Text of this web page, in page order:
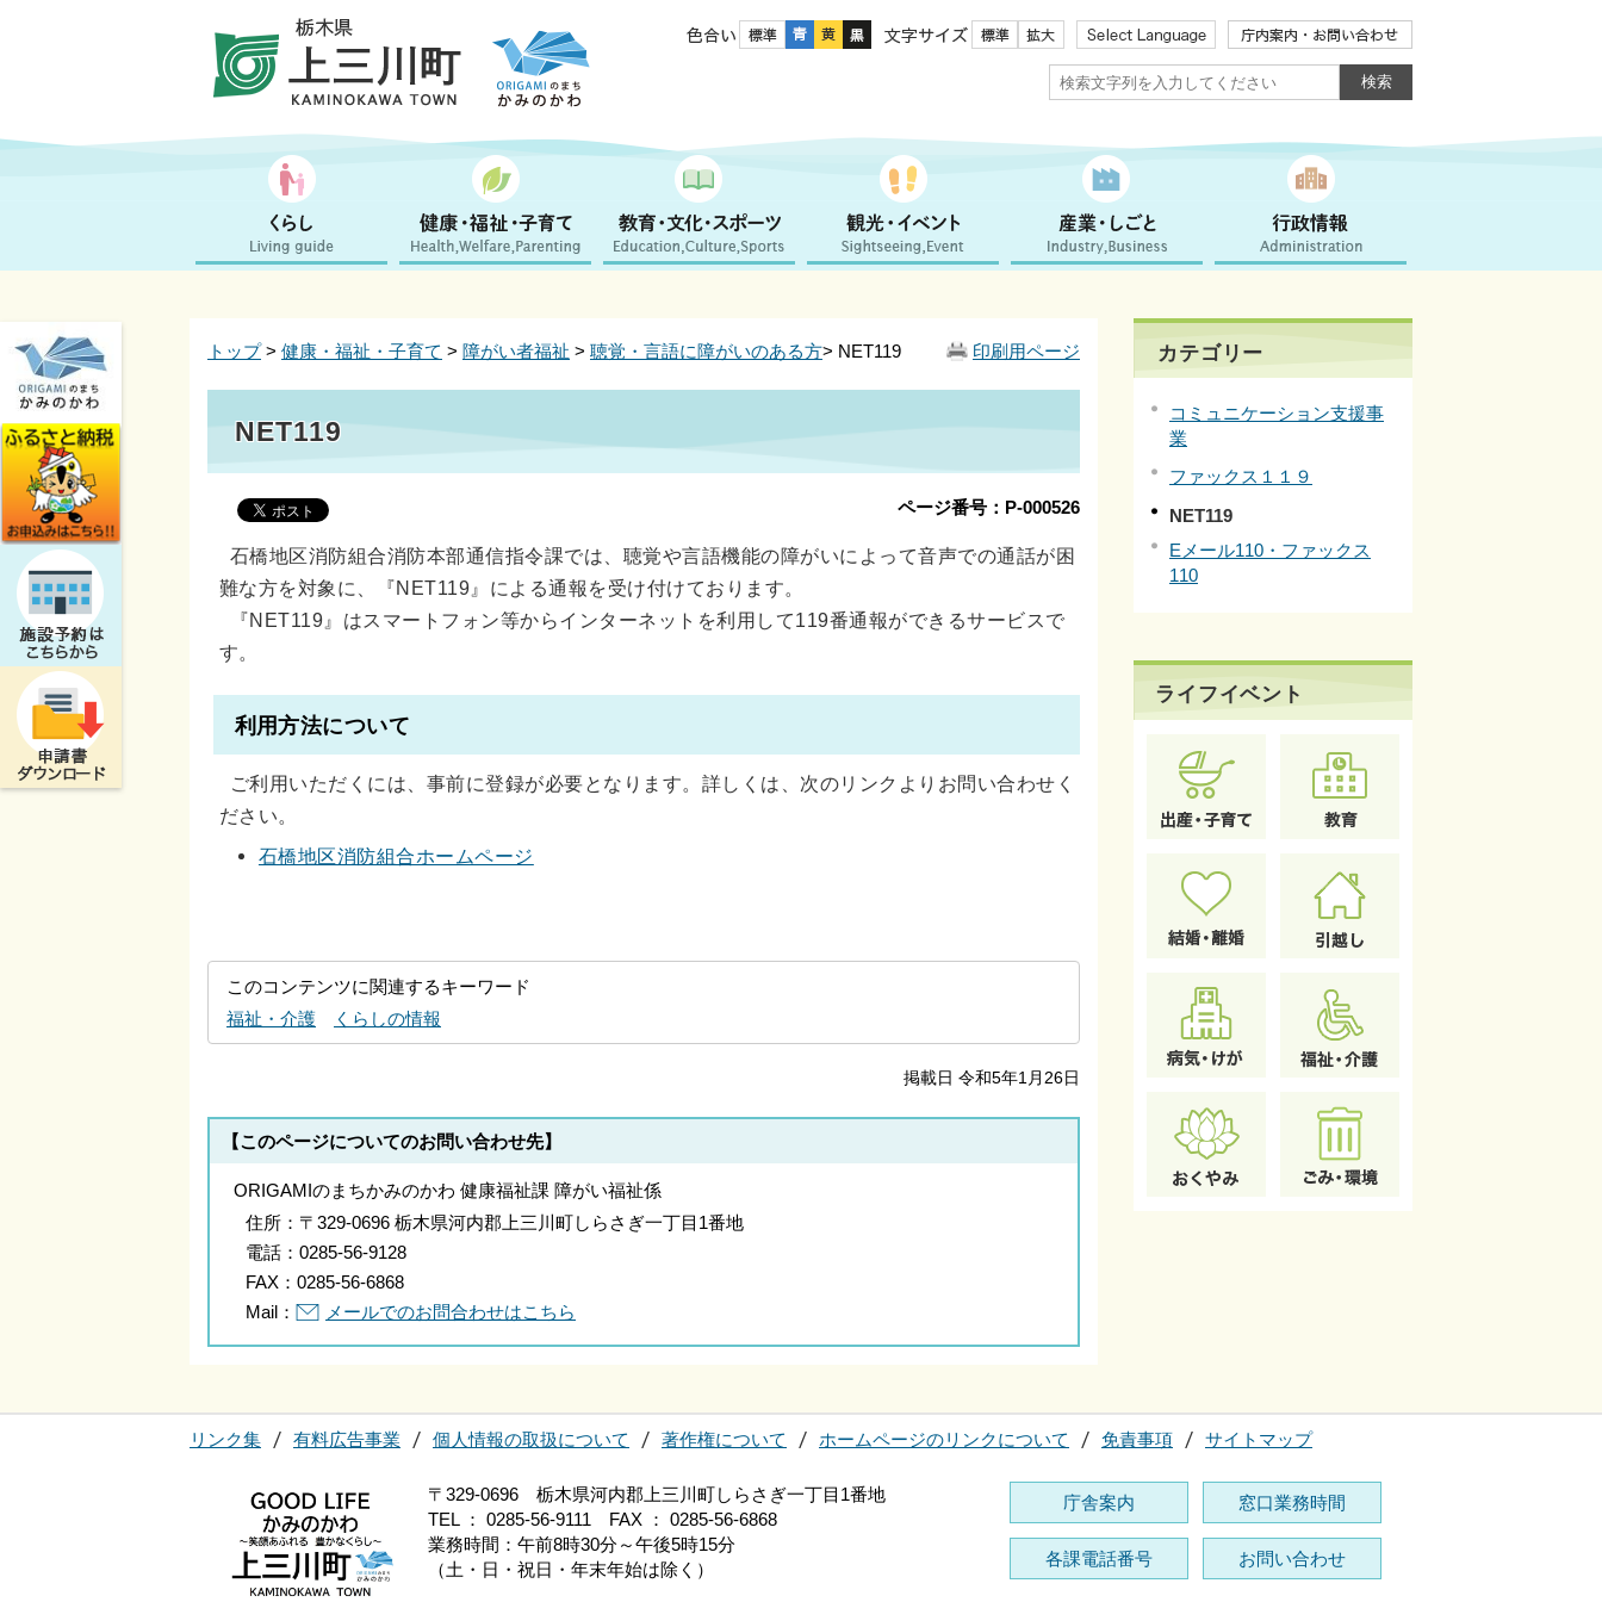
色合い 文字サイズ
印刷用ページ
トップ> 健康・福祉・子育て > 障がい者福祉 > 聴覚・言語に障がいのある方> NET119
NET119
ページ番号：P-000526
石橋地区消防組合消防本部通信指令課では、聴覚や言語機能の障がいによって音声での通話が困
難な方を対象に、『NET119』による通報を受け付けております。
『NET119』はスマートフォン等からインターネットを利用して119番通報ができるサービスで
す。
利用方法について
ご利用いただくには、事前に登録が必要となります。詳しくは、次のリンクよりお問い合わせく
ださい。
石橋地区消防組合ホームページ
このコンテンツに関連するキーワード
福祉・介護
くらしの情報
掲載日 令和5年1月26日
【このページについてのお問い合わせ先】
ORIGAMIのまちかみのかわ 健康福祉課 障がい福祉係
住所： 〒329-0696 栃木県河内郡上三川町しらさぎ一丁目1番地
電話： 0285-56-9128
FAX： 0285-56-6868
Mail：
メールでのお問合わせはこちら
カテゴリー
コミュニケーション支援事
業
ファックス１１９
NET119
Eメール110・ファックス
110
ライフイベント
リンク集 有料広告事業 個人情報の取扱について 著作権について ホームページのリンクについて 免責事項 サイトマップ
〒329-0696 栃木県河内郡上三川町しらさぎ一丁目1番地
TEL ： 0285-56-9111 FAX ： 0285-56-6868
業務時間：午前8時30分～午後5時15分
（土・日・祝日・年末年始は除く）
庁舎案内 窓口業務時間
各課電話番号 お問い合わせ